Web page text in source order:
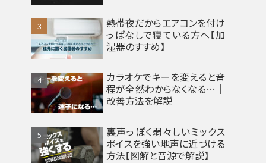
熱帯夜だからエアコンを付け
っぱなしで寝ている方へ【加
湿器のすすめ】
カラオケでキーを変えると音
程が全然わからなくなる…｜
改善方法を解説
裏声っぽく弱々しいミックス
ボイスを強い地声に近づける
方法【図解と音源で解説】